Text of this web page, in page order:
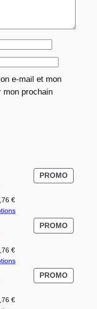
e-mail et mon
mon prochain
PROMO
EN
€Plage
de
3,82 €
11,76 €
PROMO
EN
€Plage
de
3,82 €
11,76 €
PROMO
EN
€Plage